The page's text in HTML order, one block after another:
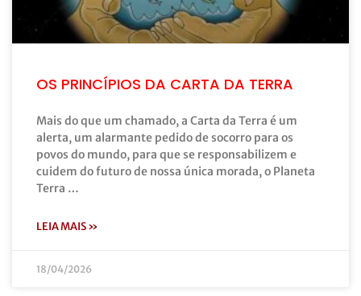
OS PRINCÍPIOS DA CARTA DA TERRA
Mais do que um chamado, a Carta da Terra é um
alerta, um alarmante pedido de socorro para os
povos do mundo, para que se responsabilizem e
cuidem do futuro de nossa única morada, o Planeta
Terra …
LEIA MAIS »
18/04/2026